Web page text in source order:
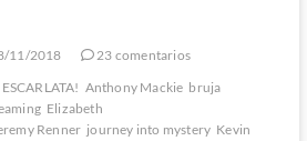
11/2018
23 comentarios
Anthony Mackie bruja
Elizabeth
Renner journey into mystery Kevin